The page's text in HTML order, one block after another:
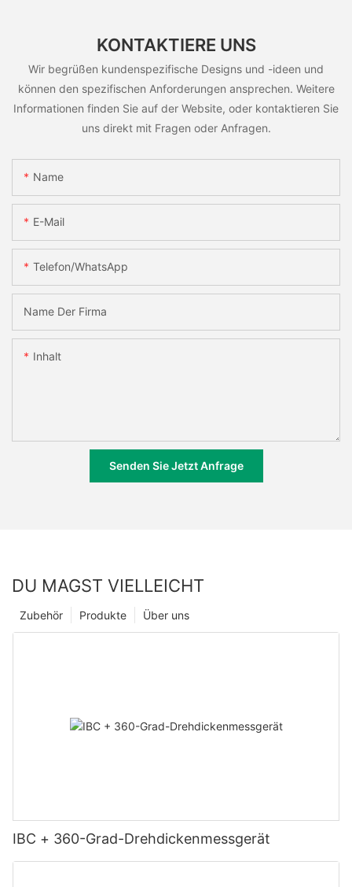
KONTAKTIERE UNS
Wir begrüßen kundenspezifische Designs und -ideen und
können den spezifischen Anforderungen ansprechen. Weitere
Informationen finden Sie auf der Website, oder kontaktieren Sie
uns direkt mit Fragen oder Anfragen.
Name
E-Mail
Telefon/WhatsApp
Name Der Firma
Inhalt
Senden Sie Jetzt Anfrage
DU MAGST VIELLEICHT
Über uns
Produkte
Zubehör
IBC + 360-Grad-Drehdickenmessgerät